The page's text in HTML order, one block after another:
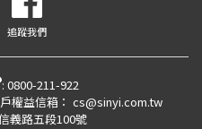
追蹤我們
: 0800-211-922
權益信箱： cs@sinyi.com.tw
義路五段100號